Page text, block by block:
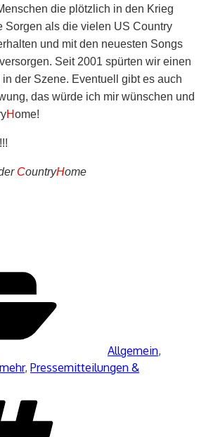
die plötzlich in den Krieg
Sorgen als die vielen US Country
und mit den neuesten Songs
Seit 2001 spürten wir einen
der Szene. Eventuell gibt es auch
das würde ich mir wünschen und
Home!
CountryHome
Allgemein,
, Pressemitteilungen &